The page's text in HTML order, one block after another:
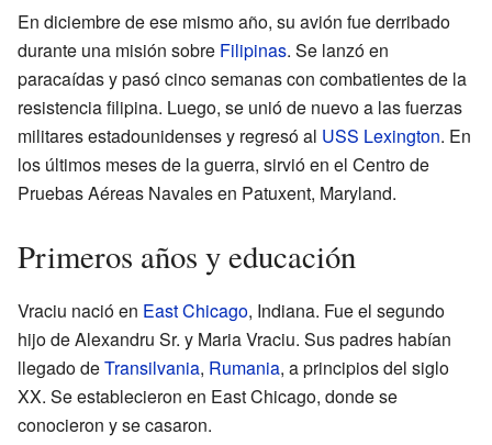
En diciembre de ese mismo año, su avión fue derribado
durante una misión sobre Filipinas. Se lanzó en
paracaídas y pasó cinco semanas con combatientes de la
resistencia filipina. Luego, se unió de nuevo a las fuerzas
militares estadounidenses y regresó al USS Lexington. En
los últimos meses de la guerra, sirvió en el Centro de
Pruebas Aéreas Navales en Patuxent, Maryland.
Primeros años y educación
Vraciu nació en East Chicago, Indiana. Fue el segundo
hijo de Alexandru Sr. y Maria Vraciu. Sus padres habían
llegado deTransilvania, Rumania, a principios del siglo
XX. Se establecieron en East Chicago, donde se
conocieron y se casaron.